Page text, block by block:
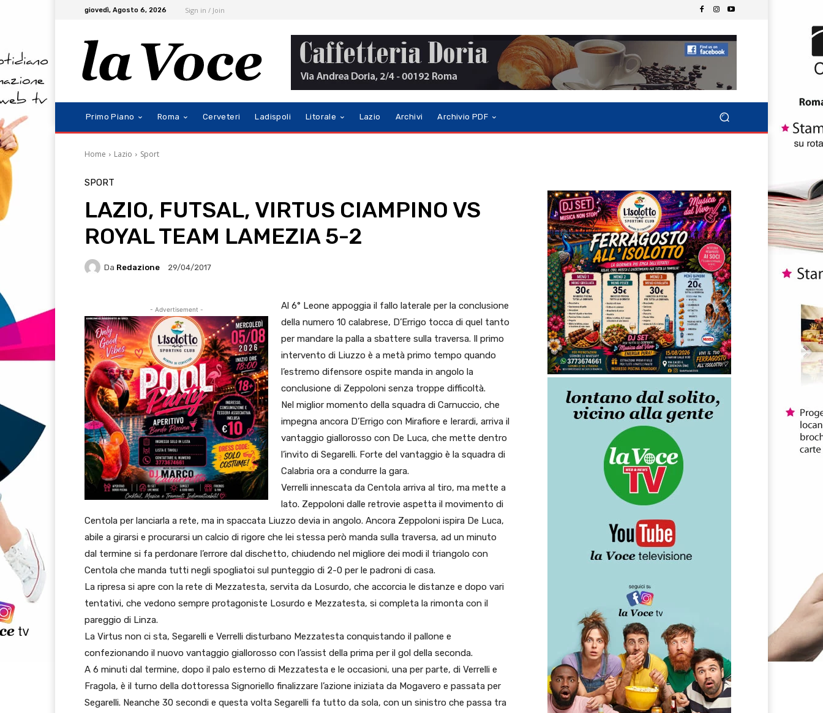
giovedì, Agosto 6, 2026 Sign in / Join
Primo Piano Roma Cerveteri Ladispoli Litorale Lazio Archivi Archivio PDF
Home Lazio Sport
SPORT
LAZIO, FUTSAL, VIRTUS CIAMPINO VS
ROYAL TEAM LAMEZIA 5-2
Da Redazione 29/04/2017
- Advertisement -
Al 6° Leone appoggia il fallo laterale per la conclusione
della numero 10 calabrese, D’Errigo tocca di quel tanto
per mandare la palla a sbattere sulla traversa. Il primo
intervento di Liuzzo è a metà primo tempo quando
l’estremo difensore ospite manda in angolo la
conclusione di Zeppoloni senza troppe difficoltà.
Nel miglior momento della squadra di Carnuccio, che
impegna ancora D’Errigo con Mirafiore e Ierardi, arriva il
vantaggio giallorosso con De Luca, che mette dentro
l’invito di Segarelli. Forte del vantaggio è la squadra di
Calabria ora a condurre la gara.
Verrelli innescata da Centola arriva al tiro, ma mette a
lato. Zeppoloni dalle retrovie aspetta il movimento di
Centola per lanciarla a rete, ma in spaccata Liuzzo devia in angolo. Ancora Zeppoloni ispira De Luca,
abile a girarsi e procurarsi un calcio di rigore che lei stessa però manda sulla traversa, ad un minuto
dal termine si fa perdonare l’errore dal dischetto, chiudendo nel migliore dei modi il triangolo con
Centola che manda tutti negli spogliatoi sul punteggio di 2-0 per le padroni di casa.
La ripresa si apre con la rete di Mezzatesta, servita da Losurdo, che accorcia le distanze e dopo vari
tentativi, che vedono sempre protagoniste Losurdo e Mezzatesta, si completa la rimonta con il
pareggio di Linza.
La Virtus non ci sta, Segarelli e Verrelli disturbano Mezzatesta conquistando il pallone e
confezionando il nuovo vantaggio giallorosso con l’assist della prima per il gol della seconda.
A 6 minuti dal termine, dopo il palo esterno di Mezzatesta e le occasioni, una per parte, di Verrelli e
Fragola, è il turno della dottoressa Signoriello finalizzare l’azione iniziata da Mogavero e passata per
Segarelli. Neanche 30 secondi e questa volta Segarelli fa tutto da sola, con un sinistro che passa tra